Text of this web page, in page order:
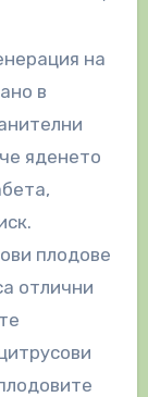
на
в
яденето
плодове
отлични